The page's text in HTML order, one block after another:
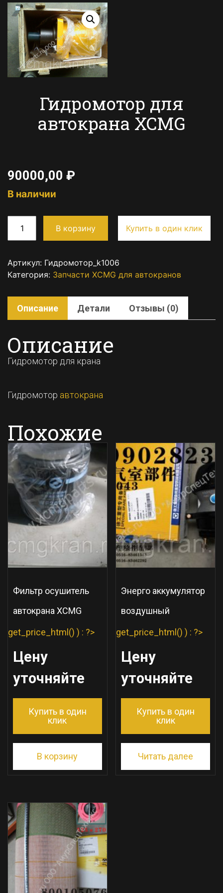
Гидромотор для
автокрана XCMG
90000,00 ₽
В наличии
В корзину Купить в один клик
Артикул: Гидромотор_k1006
Категория: Запчасти XCMG для автокранов
Описание Детали Отзывы (0)
Описание
Гидромотор для крана
Гидромотор автокрана
Похожие
Фильтр осушитель
автокрана XCMG
get_price_html() ) : ?>
Цену
уточняйте
Купить в один
клик
В корзину
Энерго аккумулятор
воздушный
get_price_html() ) : ?>
Цену
уточняйте
Купить в один
клик
Читать далее